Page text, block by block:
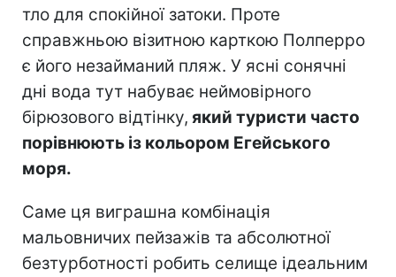
тло для спокійної затоки. Проте
справжньою візитною карткою Полперро
є його незайманий пляж. У ясні сонячні
дні вода тут набуває неймовірного
бірюзового відтінку, який туристи часто
порівнюють із кольором Егейського
моря.
Саме ця виграшна комбінація
мальовничих пейзажів та абсолютної
безтурботності робить селище ідеальним